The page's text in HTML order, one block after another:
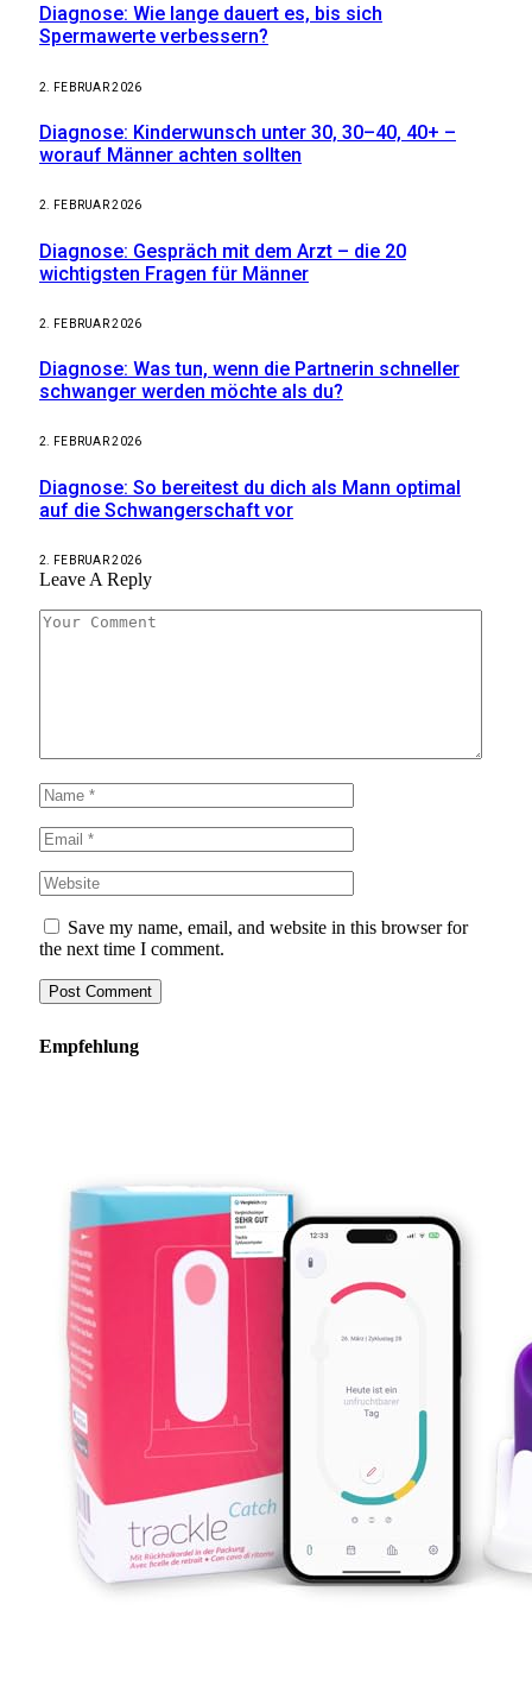
Diagnose: Wie lange dauert es, bis sich
Spermawerte verbessern?
2. FEBRUAR 2026
Diagnose: Kinderwunsch unter 30, 30–40, 40+ –
worauf Männer achten sollten
2. FEBRUAR 2026
Diagnose: Gespräch mit dem Arzt – die 20
wichtigsten Fragen für Männer
2. FEBRUAR 2026
Diagnose: Was tun, wenn die Partnerin schneller
schwanger werden möchte als du?
2. FEBRUAR 2026
Diagnose: So bereitest du dich als Mann optimal
auf die Schwangerschaft vor
2. FEBRUAR 2026
Leave A Reply
Save my name, email, and website in this browser for
the next time I comment.
Empfehlung